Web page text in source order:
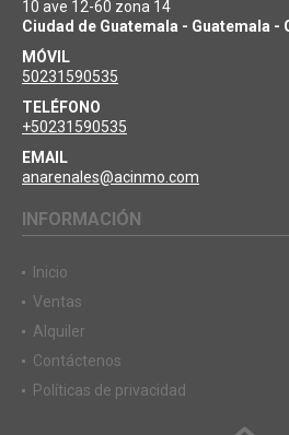
10 ave 12-60 zona 14
Ciudad de Guatemala - Guatemala -
MÓVIL
50231590535
TELÉFONO
+50231590535
EMAIL
anarenales@acinmo.com
INFORMACIÓN
Inicio
Ventas
Alquiler
Contáctenos
Políticas de privacidad